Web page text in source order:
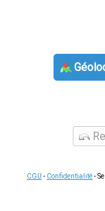
CGU - Confidentialité-